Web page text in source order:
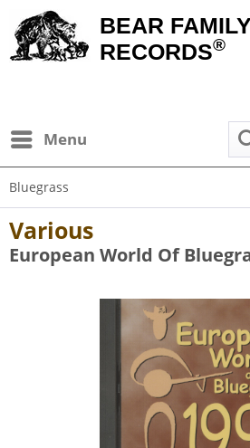
BEAR FAMILY
RECORDS®
Menu
Bluegrass
Various
European World Of